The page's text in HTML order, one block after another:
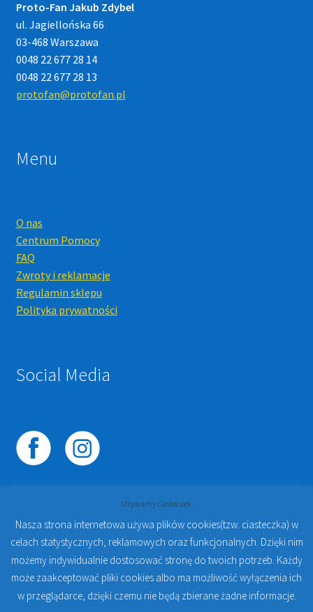
Proto-Fan Jakub Zdybel
ul. Jagiellońska 66
03-468 Warszawa
0048 22 677 28 14
0048 22 677 28 13
protofan@protofan.pl
Menu
O nas
Centrum Pomocy
FAQ
Zwroty i reklamacje
Regulamin sklepu
Polityka prywatności
Social Media
© 2023PROTO-FAN | Sklep Stomatologiczny Online i
Kursy Online Warszawa- Sklep stomatologiczny w
Warszawie | Jakub Zdybel Proto-Fan
Używamy ciasteczek
Nasza strona internetowa używa plików cookies(tzw. ciasteczka) w
celach statystycznych, reklamowych oraz funkcjonalnych. Dzięki nim
możemy indywidualnie dostosować stronę do twoich potrzeb. Każdy
może zaakceptować pliki cookies albo ma możliwość wyłączenia ich
w przeglądarce, dzięki czemu nie będą zbierane żadne informacje.